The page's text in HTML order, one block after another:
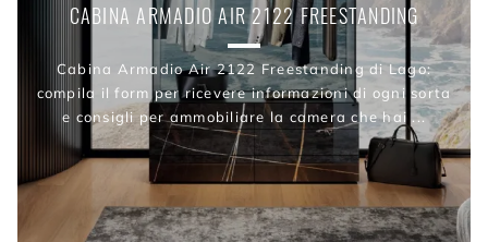
CABINA ARMADIO AIR 2122 FREESTANDING
Cabina Armadio Air 2122 Freestanding di Lago:
compila il form per ricevere informazioni di ogni sorta
e consigli per ammobiliare la camera che hai ...